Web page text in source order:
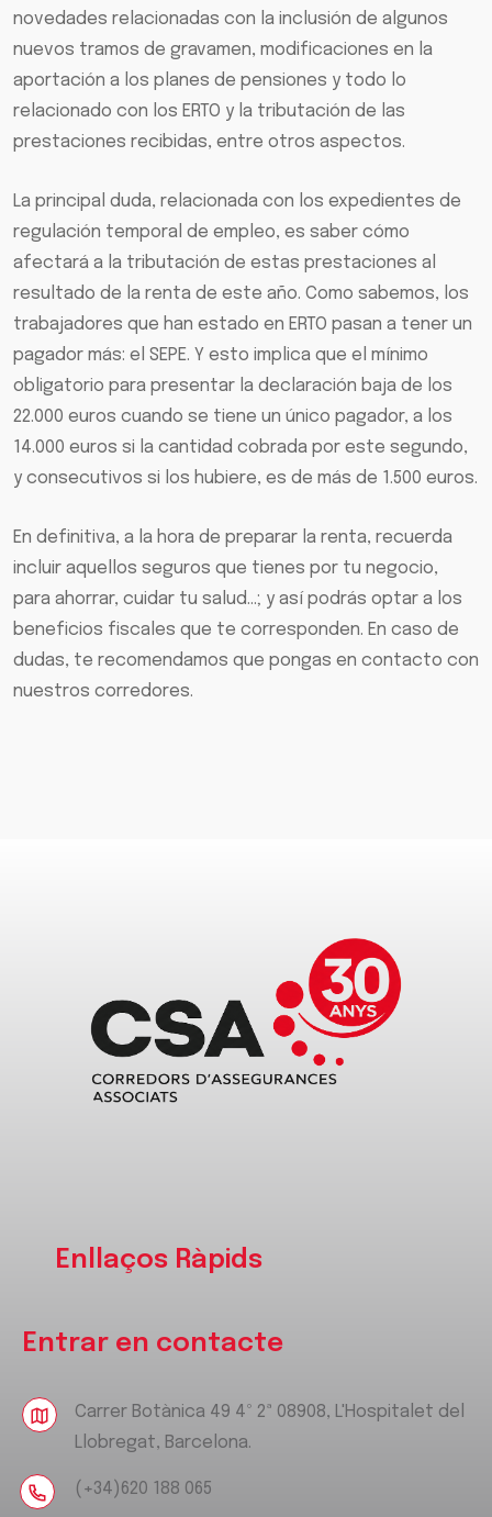
novedades relacionadas con la inclusión de algunos
nuevos tramos de gravamen, modificaciones en la
aportación a los planes de pensiones y todo lo
relacionado con los ERTO y la tributación de las
prestaciones recibidas, entre otros aspectos.
La principal duda, relacionada con los expedientes de
regulación temporal de empleo, es saber cómo
afectará a la tributación de estas prestaciones al
resultado de la renta de este año. Como sabemos, los
trabajadores que han estado en ERTO pasan a tener un
pagador más: el SEPE. Y esto implica que el mínimo
obligatorio para presentar la declaración baja de los
22.000 euros cuando se tiene un único pagador, a los
14.000 euros si la cantidad cobrada por este segundo,
y consecutivos si los hubiere, es de más de 1.500 euros.
En definitiva, a la hora de preparar la renta, recuerda
incluir aquellos seguros que tienes por tu negocio,
para ahorrar, cuidar tu salud…; y así podrás optar a los
beneficios fiscales que te corresponden. En caso de
dudas, te recomendamos que pongas en contacto con
nuestros corredores.
Enllaços Ràpids
Entrar en contacte
Carrer Botànica 49 4º 2ª 08908, L'Hospitalet del
Llobregat, Barcelona.
(+34)620 188 065